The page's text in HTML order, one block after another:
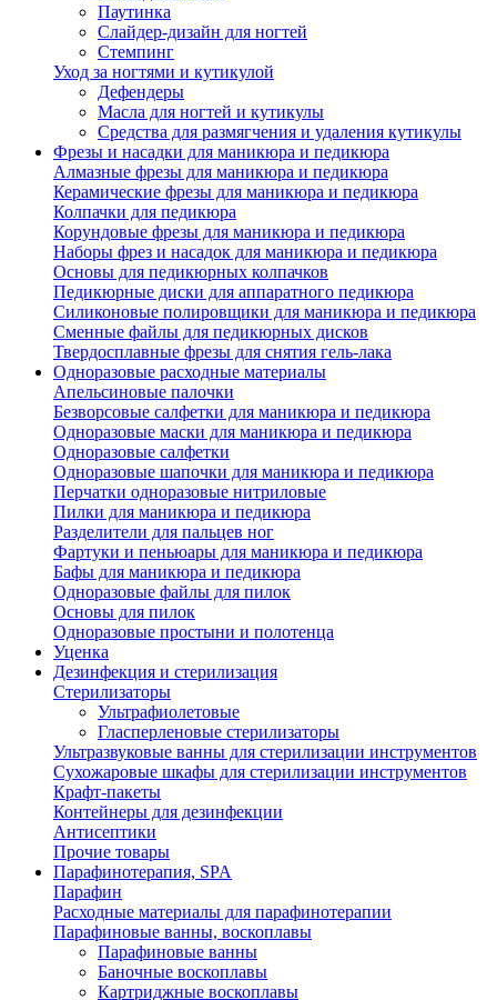
Паутинка
Слайдер-дизайн для ногтей
Стемпинг
Уход за ногтями и кутикулой
Дефендеры
Масла для ногтей и кутикулы
Средства для размягчения и удаления кутикулы
Фрезы и насадки для маникюра и педикюра
Алмазные фрезы для маникюра и педикюра
Керамические фрезы для маникюра и педикюра
Колпачки для педикюра
Корундовые фрезы для маникюра и педикюра
Наборы фрез и насадок для маникюра и педикюра
Основы для педикюрных колпачков
Педикюрные диски для аппаратного педикюра
Силиконовые полировщики для маникюра и педикюра
Сменные файлы для педикюрных дисков
Твердосплавные фрезы для снятия гель-лака
Одноразовые расходные материалы
Апельсиновые палочки
Безворсовые салфетки для маникюра и педикюра
Одноразовые маски для маникюра и педикюра
Одноразовые салфетки
Одноразовые шапочки для маникюра и педикюра
Перчатки одноразовые нитриловые
Пилки для маникюра и педикюра
Разделители для пальцев ног
Фартуки и пеньюары для маникюра и педикюра
Бафы для маникюра и педикюра
Одноразовые файлы для пилок
Основы для пилок
Одноразовые простыни и полотенца
Уценка
Дезинфекция и стерилизация
Стерилизаторы
Ультрафиолетовые
Гласперленовые стерилизаторы
Ультразвуковые ванны для стерилизации инструментов
Сухожаровые шкафы для стерилизации инструментов
Крафт-пакеты
Контейнеры для дезинфекции
Антисептики
Прочие товары
Парафинотерапия, SPA
Парафин
Расходные материалы для парафинотерапии
Парафиновые ванны, воскоплавы
Парафиновые ванны
Баночные воскоплавы
Картриджные воскоплавы